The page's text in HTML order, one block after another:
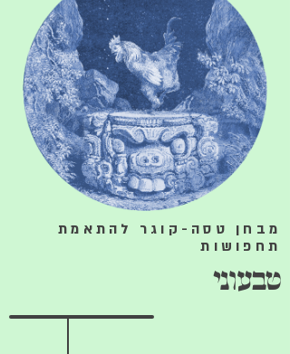
מבחן טסה-קוגר להתאמת
תחפושות
טבעוני